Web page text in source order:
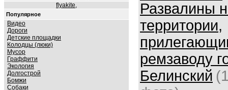
flyakite,
Популярное
Видео
Дороги
Детские площадки
Колодцы (люки)
Мусор
Граффити
Экология
Долгострой
Бомжи
Собаки
Развалины
территории,
ремзаводу
Белинский